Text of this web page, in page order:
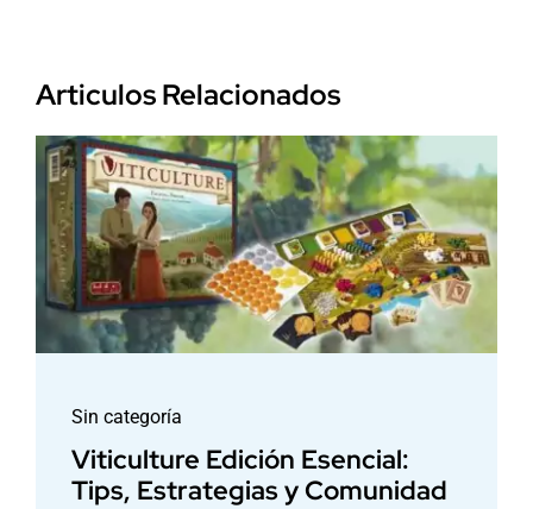
Articulos Relacionados
Sin categoría
Viticulture Edición Esencial:
Tips, Estrategias y Comunidad